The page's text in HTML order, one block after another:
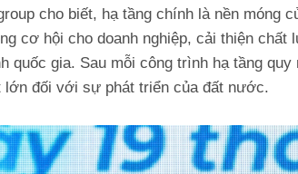
cho biết, hạ tầng chính là nền móng
cơ hội cho doanh nghiệp, cải thiện
quốc gia. Sau mỗi công trình hạ tầng
lớn đối với sự phát triển của đất nước.